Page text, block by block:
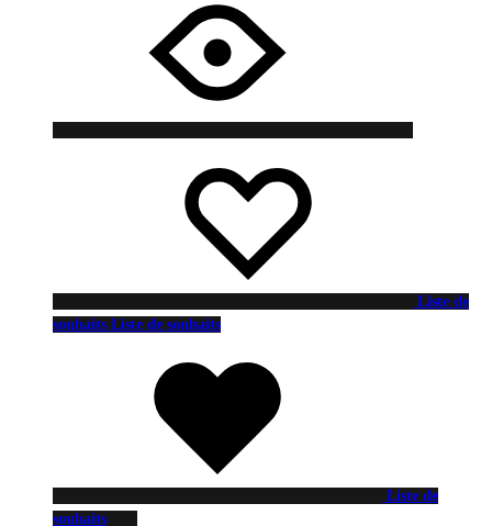
Liste de
souhaits Liste de souhaits
Liste de
souhaits